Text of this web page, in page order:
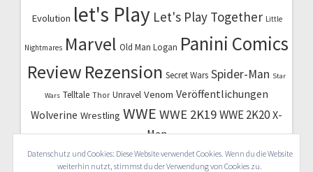
Evolution let's Play Let's Play Together Little
Nightmares Marvel Old Man Logan Panini Comics
Review Rezension Secret Wars Spider-Man Star
Wars Telltale Thor Unravel Venom Veröffentlichungen
Wolverine Wrestling WWE WWE 2K19WWE 2K20 X-
Men
Datenschutz und Cookies: Diese Website verwendet Cookies. Wenn du die Website
weiterhin nutzt, stimmst du der Verwendung von Cookies zu.